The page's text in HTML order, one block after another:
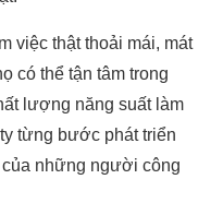
việc thật thoải mái, mát
có thể tận tâm trong
lượng năng suất làm
từng bước phát triển
những người công